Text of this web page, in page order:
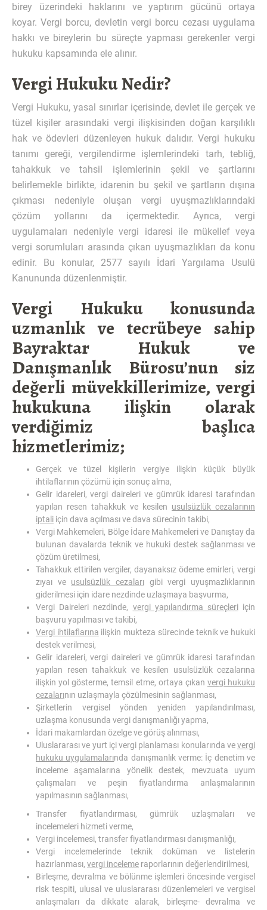
birey üzerindeki haklarını ve yaptırım gücünü ortaya
koyar. Vergi borcu, devletin vergi borcu cezası uygulama
hakkı ve bireylerin bu süreçte yapması gerekenler vergi
hukuku kapsamında ele alınır.
Vergi Hukuku Nedir?
Vergi Hukuku, yasal sınırlar içerisinde, devlet ile gerçek ve
tüzel kişiler arasındaki vergi ilişkisinden doğan karşılıklı
hak ve ödevleri düzenleyen hukuk dalıdır. Vergi hukuku
tanımı gereği, vergilendirme işlemlerindeki tarh, tebliğ,
tahakkuk ve tahsil işlemlerinin şekil ve şartlarını
belirlemekle birlikte, idarenin bu şekil ve şartların dışına
çıkması nedeniyle oluşan vergi uyuşmazlıklarındaki
çözüm yollarını da içermektedir. Ayrıca, vergi
uygulamaları nedeniyle vergi idaresi ile mükellef veya
vergi sorumluları arasında çıkan uyuşmazlıkları da konu
edinir. Bu konular, 2577 sayılı İdari Yargılama Usulü
Kanununda düzenlenmiştir.
Vergi Hukuku konusunda
uzmanlık ve tecrübeye sahip
Bayraktar Hukuk ve
Danışmanlık Bürosu’nun siz
değerli müvekkillerimize, vergi
hukukuna ilişkin olarak
verdiğimiz başlıca
hizmetlerimiz;
Gerçek ve tüzel kişilerin vergiye ilişkin küçük büyük
ihtilaflarının çözümü için sonuç alma,
Gelir idareleri, vergi daireleri ve gümrük idaresi tarafından
yapılan resen tahakkuk ve kesilen usulsüzlük cezalarının
iptali için dava açılması ve dava sürecinin takibi,
Vergi Mahkemeleri, Bölge İdare Mahkemeleri ve Danıştay da
bulunan davalarda teknik ve hukuki destek sağlanması ve
çözüm üretilmesi,
Tahakkuk ettirilen vergiler, dayanaksız ödeme emirleri, vergi
zıyaı ve usulsüzlük cezaları gibi vergi uyuşmazlıklarının
giderilmesi için idare nezdinde uzlaşmaya başvurma,
Vergi Daireleri nezdinde, vergi yapılandırma süreçleriiçin
başvuru yapılması ve takibi,
Vergi ihtilaflarına ilişkin mukteza sürecinde teknik ve hukuki
destek verilmesi,
Gelir idareleri, vergi daireleri ve gümrük idaresi tarafından
yapılan resen tahakkuk ve kesilen usulsüzlük cezalarına
ilişkin yol gösterme, temsil etme, ortaya çıkan vergi hukuku
cezalarının uzlaşmayla çözülmesinin sağlanması,
Şirketlerin vergisel yönden yeniden yapılandırılması,
uzlaşma konusunda vergi danışmanlığı yapma,
İdari makamlardan özelge ve görüş alınması,
Uluslararası ve yurt içi vergi planlaması konularında vevergi
hukuku uygulamalarında danışmanlık verme: İç denetim ve
inceleme aşamalarına yönelik destek, mevzuata uyum
çalışmaları ve peşin fiyatlandırma anlaşmalarının
yapılmasının sağlanması,
Transfer fiyatlandırması, gümrük uzlaşmaları ve
incelemeleri hizmeti verme,
Vergi incelemesi, transfer fiyatlandırması danışmanlığı,
Vergi incelemelerinde teknik doküman ve listelerin
hazırlanması, vergi inceleme raporlarının değerlendirilmesi,
Birleşme, devralma ve bölünme işlemleri öncesinde vergisel
risk tespiti, ulusal ve uluslararası düzenlemeleri ve vergisel
anlaşmaları da dikkate alarak, birleşme- devralma ve